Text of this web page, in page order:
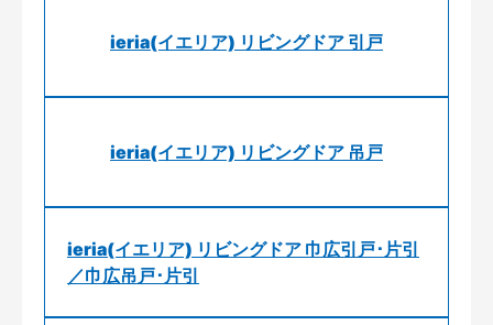
ieria(イエリア) リビングドア 引戸
ieria(イエリア) リビングドア 吊戸
ieria(イエリア) リビングドア 巾広引戸･片引
／巾広吊戸･片引